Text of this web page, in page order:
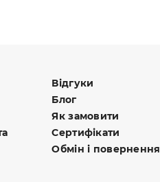
Відгуки
Блог
Як замовити
Сертифікати
Обмін і повернення